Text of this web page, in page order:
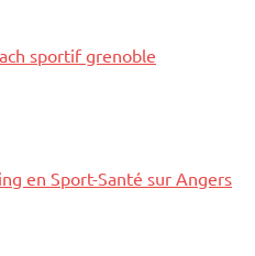
sportif grenoble
en Sport-Santé sur Angers